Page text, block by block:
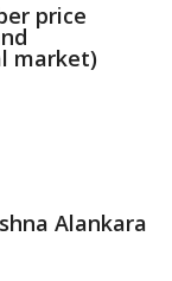
price
market)
Alankara